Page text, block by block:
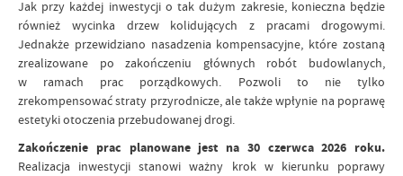
Jak przy każdej inwestycji o tak dużym zakresie, konieczna będzie
również wycinka drzew kolidujących z pracami drogowymi.
Jednakże przewidziano nasadzenia kompensacyjne, które zostaną
zrealizowane po zakończeniu głównych robót budowlanych,
w ramach prac porządkowych. Pozwoli to nie tylko
zrekompensować straty przyrodnicze, ale także wpłynie na poprawę
estetyki otoczenia przebudowanej drogi.
Zakończenie prac planowane jest na 30 czerwca 2026 roku.
Realizacja inwestycji stanowi ważny krok w kierunku poprawy